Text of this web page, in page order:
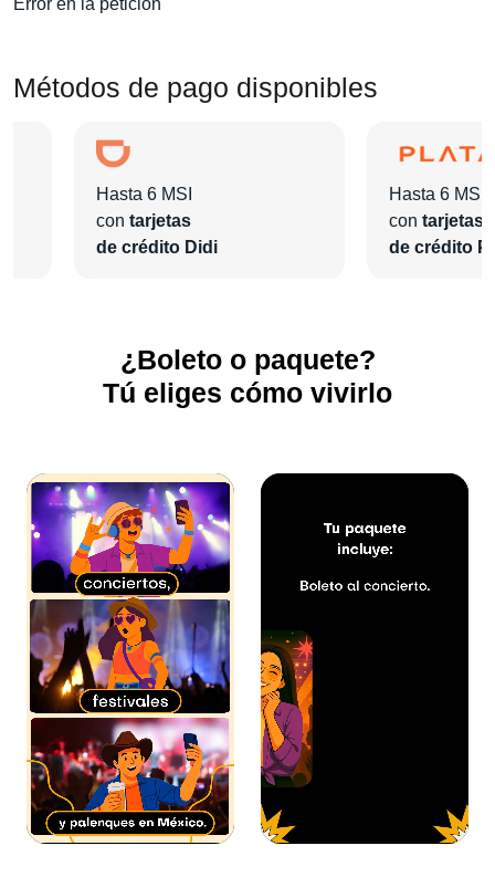
desayunos y mucho más.
Escoge la categoría de boleto que prefieras, elige el hotel
que mejor se adapte a tus necesidades y añade las
actividades adicionales que te interesen.
Error en la petición
Métodos de pago disponibles
Hasta 6 MSI
con tarjetas
de crédito Didi
Hasta 6 MSI
con tarjetas
de crédito
¿Boleto o paquete?
Tú eliges cómo vivirlo